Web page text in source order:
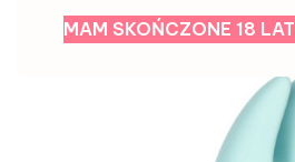
MAM SKOŃCZONE 18 LAT